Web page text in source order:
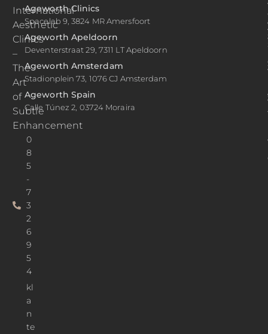
International
Aesthetic
Clinics
–
The
Art
of
Subtle
Enhancement
0
8
5
-
7
3
2
6
9
5
4
kl
a
n
te
Ageworth Clinics
Spacelab 9, 3824 MR Amersfoort
Ageworth Apeldoorn
Deventerstraat 29, 7311 LT Apeldoorn
Ageworth Amsterdam
Stadionplein 73, 1076 CJ Amsterdam
Ageworth Spain
Calle Túnez 2, 03724 Moraira